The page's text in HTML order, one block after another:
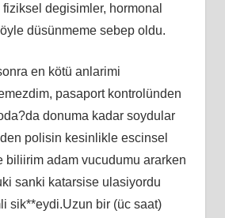
degisimler, hormonal
düsünmeme sebep oldu.
en kötü anlarimi
pasaport kontrolünden
donuma kadar soydular
polisin kesinlikle escinsel
biliirim adam vucudumu ararken
sanki katarsise ulasiyordu
sik**eydi.Uzun bir (üc saat)